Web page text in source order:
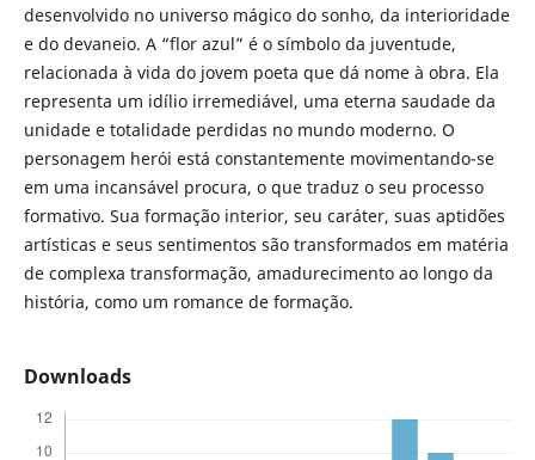
desenvolvido no universo mágico do sonho, da interioridade
e do devaneio. A “flor azul” é o símbolo da juventude,
relacionada à vida do jovem poeta que dá nome à obra. Ela
representa um idílio irremediável, uma eterna saudade da
unidade e totalidade perdidas no mundo moderno. O
personagem herói está constantemente movimentando-se
em uma incansável procura, o que traduz o seu processo
formativo. Sua formação interior, seu caráter, suas aptidões
artísticas e seus sentimentos são transformados em matéria
de complexa transformação, amadurecimento ao longo da
história, como um romance de formação.
Downloads